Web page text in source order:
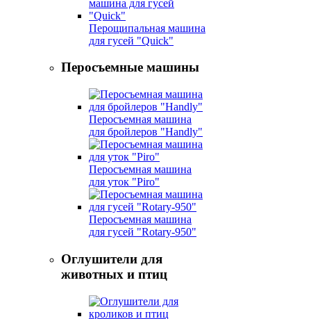
Перощипальная машина
для гусей "Quick"
Перосъемные машины
Перосъемная машина
для бройлеров "Handly"
Перосъемная машина
для уток "Piro"
Перосъемная машина
для гусей "Rotary-950"
Оглушители для
животных и птиц